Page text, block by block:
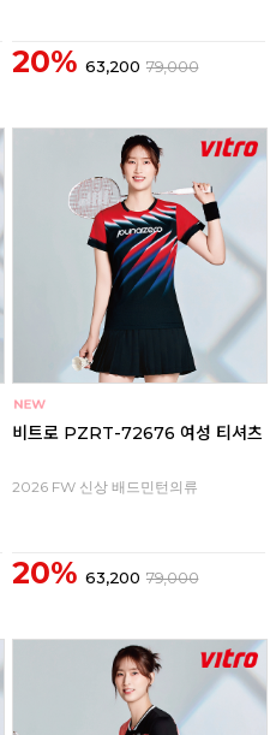
20% 63,200 79,000
비트로 PZRT-72676 여성 티셔츠
2026 FW 신상 배드민턴의류
20% 63,200 79,000